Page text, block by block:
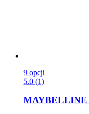
9 opcji
5.0 (1)
MAYBELLINE